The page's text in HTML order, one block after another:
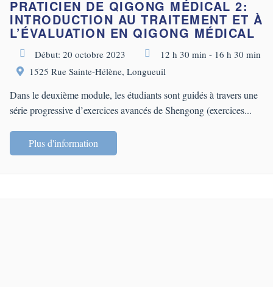
PRATICIEN DE QIGONG MÉDICAL 2:
INTRODUCTION AU TRAITEMENT ET À
L’ÉVALUATION EN QIGONG MÉDICAL
Début: 20 octobre 2023
12 h 30 min - 16 h 30 min
1525 Rue Sainte-Hélène, Longueuil
Dans le deuxième module, les étudiants sont guidés à travers une
série progressive d’exercices avancés de Shengong (exercices...
Plus d'information